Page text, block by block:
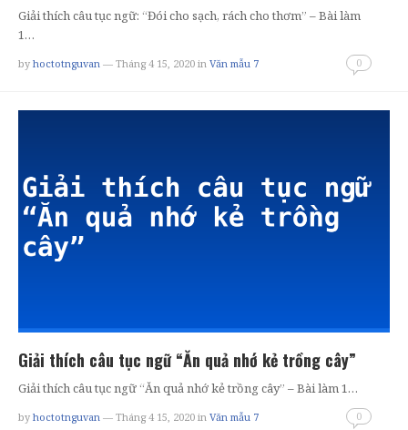
Giải thích câu tục ngữ: “Đói cho sạch, rách cho thơm” – Bài làm
1…
by hoctotnguvan — Tháng 4 15, 2020 in Văn mẫu 7 0
Giải thích câu tục ngữ “Ăn quả nhớ kẻ trồng cây”
Giải thích câu tục ngữ “Ăn quả nhớ kẻ trồng cây” – Bài làm 1…
by hoctotnguvan — Tháng 4 15, 2020 in Văn mẫu 7 0